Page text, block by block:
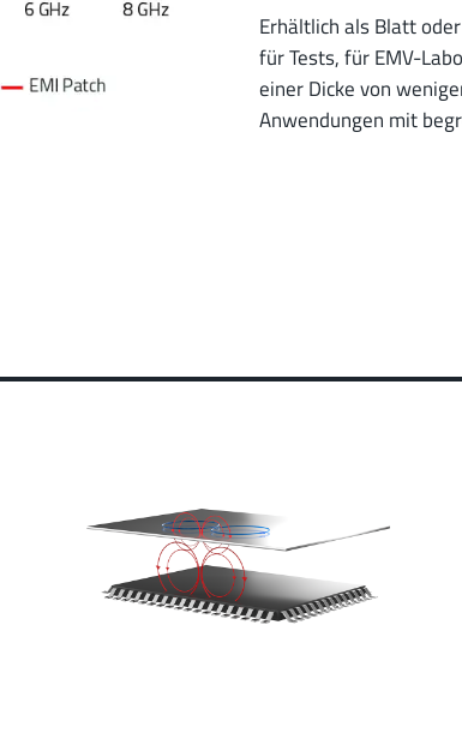
Erhältlich als Blatt
für Tests, für EMV-
einer Dicke von
Anwendungen mit